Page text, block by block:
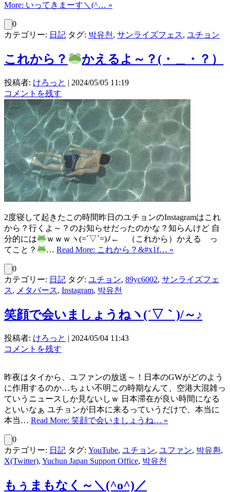
More: いってきまーす＼(^… »
0
カテゴリー: 日記 タグ: 박유천 , サンライズフェス, ユチョン
これから？ かえるよ～？(・＿・？）
投稿者: けろっと | 2024/05/05 11:19
コメントを残す
2度寝して起きたこの時間昨日のユチョンのInstagramはこれ
から？行くよ～？のお知らせだったのかな？知らんけど 自
分的には
ｗｗｗヽ(=´▽`=)ﾉ← （これから）かえる っ
てこと？
…Read More: これから？&#x1f… »
0
カテゴリー: 日記 タグ: ユチョン, 89yc6002, サンライズフェ
ス, メタバース, Instagram, 박유천
笑顔で会いましょうねヽ(´▽｀)/～♪
投稿者: けろっと | 2024/05/04 11:43
コメントを残す
昨夜はタイから、ユファンの放送～！日本のGWがどのよう
に作用するのか…ちょい不明この時期なんて、空港大混雑っ
ていうニュースしか見ないしｗ 日本滞在が良い時間になる
といいなぁ ユチョンが日本に来るっていうだけで、本当に
本当… Read More: 笑顔で会いましょうね… »
0
カテゴリー: 日記 タグ: YouTube, ユチョン, ユファン, 박유환,
X(Twitter), Yuchun Japan Support Office, 박유천
もぅまもなく～＼(^o^)／